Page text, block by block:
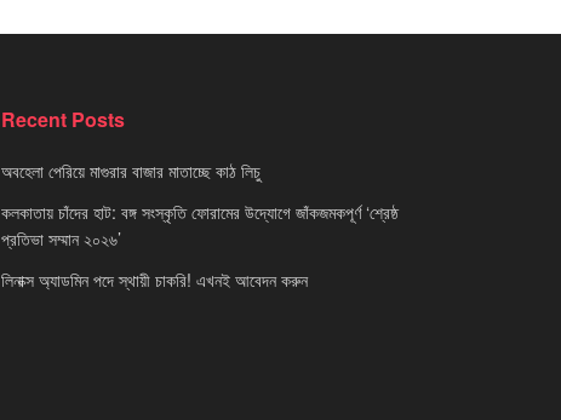
Recent Posts
অবহেলা পেরিয়ে মাগুরার বাজার মাতাচ্ছে কাঠ লিচু
কলকাতায় চাঁদের হাট: বঙ্গ সংস্কৃতি ফোরামের উদ্যোগে জাঁকজমকপূর্ণ ‘শ্রেষ্ঠ
প্রতিভা সম্মান ২০২৬’
লিনাক্স অ্যাডমিন পদে স্থায়ী চাকরি! এখনই আবেদন করুন